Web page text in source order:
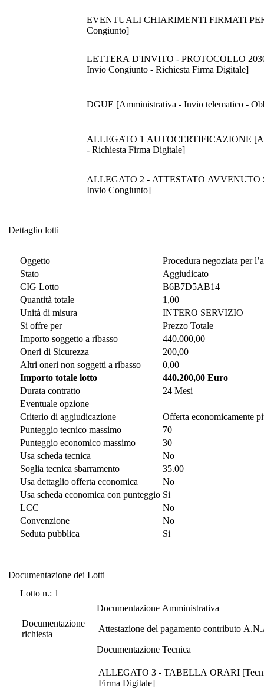
EVENTUALI CHIARIMENTI FIRMATI
Congiunto]
LETTERA D'INVITO - PROTOCOLLO
Invio Congiunto - Richiesta Firma Digitale]
DGUE [Amministrativa - Invio telematico -
ALLEGATO 1 AUTOCERTIFICAZIONE
- Richiesta Firma Digitale]
ALLEGATO 2 - ATTESTATO AVVENUTO
Invio Congiunto]
Dettaglio lotti
Oggetto
Procedura negoziata per
Stato
Aggiudicato
CIG Lotto
B6B7D5AB14
Quantità totale
1,00
Unità di misura
INTERO SERVIZIO
Si offre per
Prezzo Totale
Importo soggetto a ribasso
440.000,00
Oneri di Sicurezza
200,00
Altri oneri non soggetti a ribasso
0,00
Importo totale lotto
440.200,00 Euro
Durata contratto
24 Mesi
Eventuale opzione
Criterio di aggiudicazione
Offerta economicamente
Punteggio tecnico massimo
70
Punteggio economico massimo
30
Usa scheda tecnica
No
Soglia tecnica sbarramento
35.00
Usa dettaglio offerta economica
No
Usa scheda economica con punteggio Si
LCC
No
Convenzione
No
Seduta pubblica
Si
Documentazione dei Lotti
Lotto n.: 1
Documentazione Amministrativa
Documentazione
richiesta
Attestazione del pagamento contributo
Documentazione Tecnica
ALLEGATO 3 - TABELLA ORARI
Firma Digitale]